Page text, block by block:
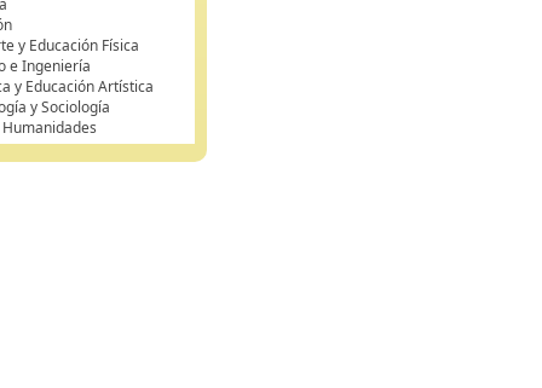
y Educación Física
e Ingeniería
y Educación Artística
y Sociología